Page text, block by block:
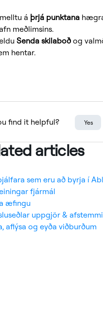
á þrjá punktana
meðlimsins.
Senda skilaboð og
hentar.
find it helpful? Yes
articles
sem eru að byrja í
fjármál
æfingu
uppgjör &
aflýsa og eyða viðburðum